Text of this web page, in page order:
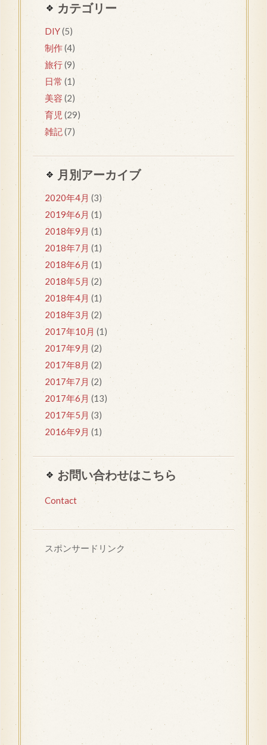
カテゴリー
DIY(5)
制作(4)
旅行(9)
日常 (1)
美容 (2)
育児 (29)
雑記 (7)
月別アーカイブ
2020年4月 (3)
2019年6月 (1)
2018年9月 (1)
2018年7月 (1)
2018年6月 (1)
2018年5月 (2)
2018年4月 (1)
2018年3月 (2)
2017年10月 (1)
2017年9月 (2)
2017年8月 (2)
2017年7月 (2)
2017年6月 (13)
2017年5月 (3)
2016年9月 (1)
お問い合わせはこちら
Contact
スポンサードリンク